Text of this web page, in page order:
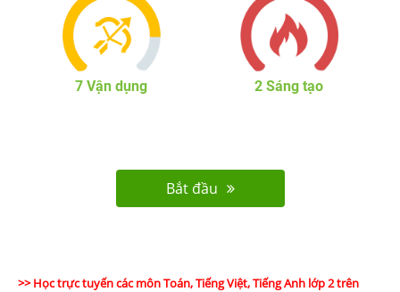
7 Vận dụng 2 Sáng tạo
Bắt đầu
>> Học trực tuyến các môn Toán, Tiếng Việt, Tiếng Anh lớp 2 trên